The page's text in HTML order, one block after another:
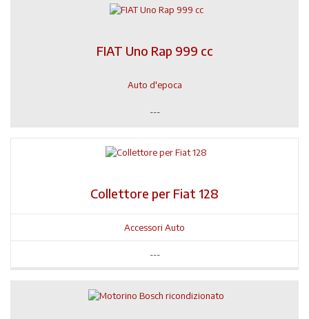
FIAT Uno Rap 999 cc
Auto d'epoca
---
Collettore per Fiat 128
Accessori Auto
---